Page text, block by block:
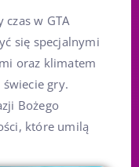
w GTA
się specjalnymi
oraz klimatem
gry.
Bożego
które umilą